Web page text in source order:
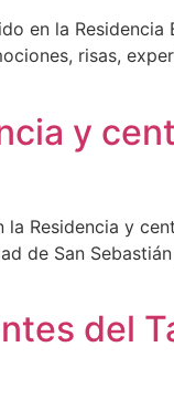
en la Residencia
risas,
y
la Residencia y
de San
del